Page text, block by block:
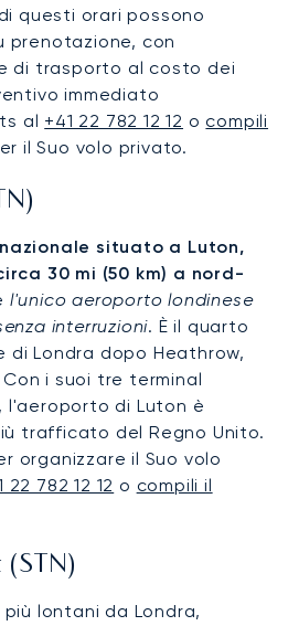
questi orari possono
prenotazione, con
di trasporto al costo dei
immediato
al +41 22 782 12 12 o compili
il Suo volo privato.
situato a Luton,
30 mi (50 km) a nord-
l'unico aeroporto londinese
interruzioni. È il quarto
Londra dopo Heathrow,
i suoi tre terminal
di Luton è
trafficato del Regno Unito.
organizzare il Suo volo
22 782 12 12 o compili il
lontani da Londra,